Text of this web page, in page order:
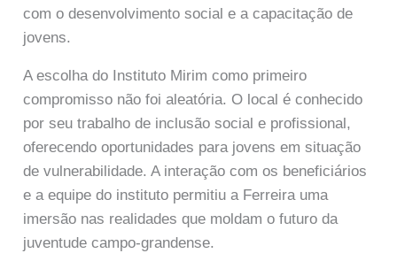
com o desenvolvimento social e a capacitação de
jovens.
A escolha do Instituto Mirim como primeiro
compromisso não foi aleatória. O local é conhecido
por seu trabalho de inclusão social e profissional,
oferecendo oportunidades para jovens em situação
de vulnerabilidade. A interação com os beneficiários
e a equipe do instituto permitiu a Ferreira uma
imersão nas realidades que moldam o futuro da
juventude campo-grandense.